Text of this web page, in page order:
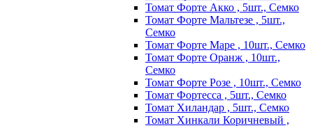
Томат Форте Акко , 5шт., Семко
Томат Форте Мальтезе , 5шт.,
Семко
Томат Форте Маре , 10шт., Семко
Томат Форте Оранж , 10шт.,
Семко
Томат Форте Розе , 10шт., Семко
Томат Фортесса , 5шт., Семко
Томат Хиландар , 5шт., Семко
Томат Хинкали Коричневый ,